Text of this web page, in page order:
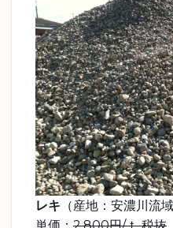
レキ （産地：安濃川流域